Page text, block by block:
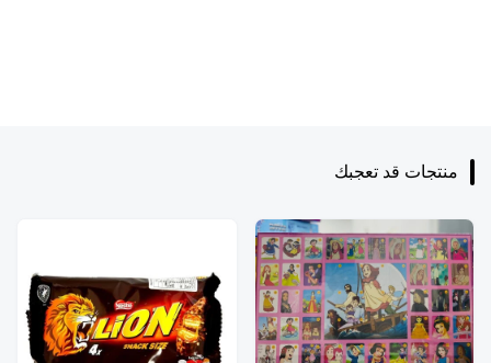
منتجات قد تعجبك